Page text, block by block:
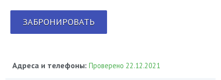
ЗАБРОНИРОВАТЬ
Адреса и телефоны:Проверено 22.12.2021